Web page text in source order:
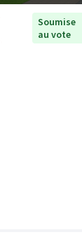
Soumise
au vote